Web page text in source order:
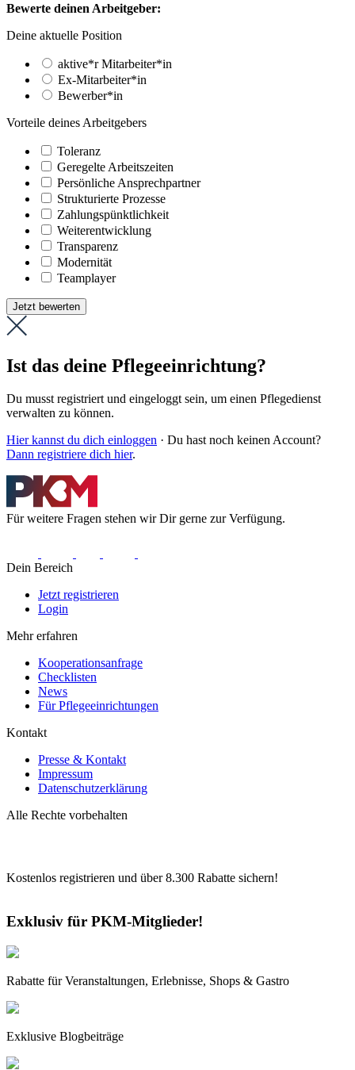
Bewerte deinen Arbeitgeber:
Deine aktuelle Position
aktive*r Mitarbeiter*in
Ex-Mitarbeiter*in
Bewerber*in
Vorteile deines Arbeitgebers
Toleranz
Geregelte Arbeitszeiten
Persönliche Ansprechpartner
Strukturierte Prozesse
Zahlungs­pünktlichkeit
Weiter­entwicklung
Transparenz
Modernität
Teamplayer
Jetzt bewerten
Ist das deine Pflegeeinrichtung?
Du musst registriert und eingeloggt sein, um einen Pflegedienst
verwalten zu können.
Hier kannst du dich einloggen · Du hast noch keinen Account?
Dann registriere dich hier.
Für weitere Fragen stehen wir Dir gerne zur Verfügung.
Dein Bereich
Jetzt registrieren
Login
Mehr erfahren
Kooperationsanfrage
Checklisten
News
Für Pflegeeinrichtungen
Kontakt
Presse & Kontakt
Impressum
Datenschutzerklärung
Alle Rechte vorbehalten
Kostenlos registrieren und über8.300 Rabatte sichern!
Exklusiv für PKM-Mitglieder!
Rabatte für Veranstaltungen, Erlebnisse, Shops & Gastro
Exklusive Blogbeiträge